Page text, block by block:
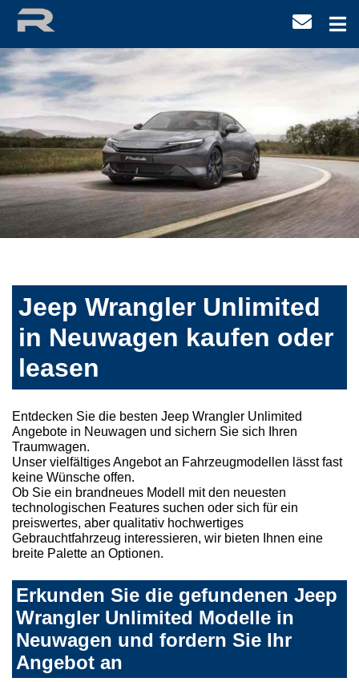
Jeep Wrangler Unlimited
in Neuwagen kaufen oder
leasen
Entdecken Sie die besten Jeep Wrangler Unlimited
Angebote in Neuwagen und sichern Sie sich Ihren
Traumwagen.
Unser vielfältiges Angebot an Fahrzeugmodellen lässt fast
keine Wünsche offen.
Ob Sie ein brandneues Modell mit den neuesten
technologischen Features suchen oder sich für ein
preiswertes, aber qualitativ hochwertiges
Gebrauchtfahrzeug interessieren, wir bieten Ihnen eine
breite Palette an Optionen.
Erkunden Sie die gefundenen Jeep
Wrangler Unlimited Modelle in
Neuwagen und fordern Sie Ihr
Angebot an